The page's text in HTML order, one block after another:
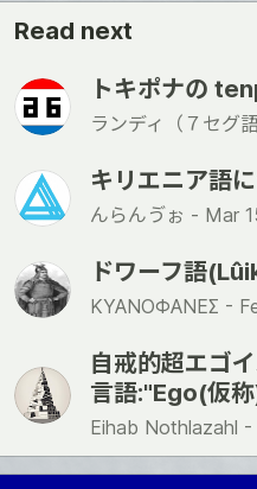
Read next
トキポナの
ランディ（７セグ
キリエニア語
んらんゔぉ - Mar
ドワーフ語
ΚΥΑΝΟΦΑΝΕΣ -
自戒的超エゴ
言語:"Ego(仮
Eihab Nothlazahl -